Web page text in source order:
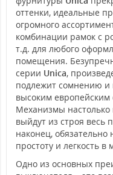
оттенки, идеальные
огромного
комбинации рамок с
т.д. для любого
помещения.
серии Unica,
подлежит сомнению и
высоким европейским
Механизмы
выйдут из строя весь
наконец,
простоту и легкость
Одно из основных